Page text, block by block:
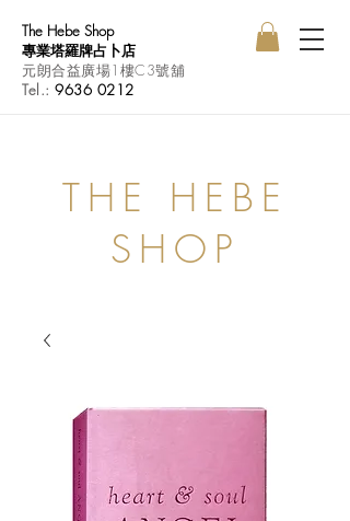
The Hebe Shop
專業塔羅牌占卜店
元朗合益廣場1樓C3號舖
Tel.:9636 0212
THE HEBE
SHOP